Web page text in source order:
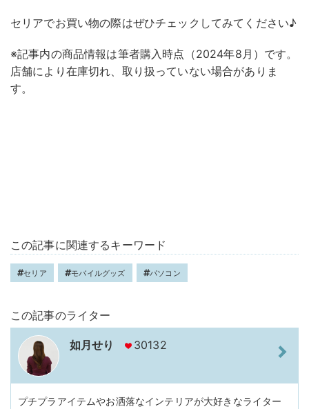
セリアでお買い物の際はぜひチェックしてみてください♪
※記事内の商品情報は筆者購入時点（2024年8月）です。
店舗により在庫切れ、取り扱っていない場合がありま
す。
この記事に関連するキーワード
セリア モバイルグッズ パソコン
この記事のライター
如月せり 30132
プチプラアイテムやお洒落なインテリアが大好きなライター